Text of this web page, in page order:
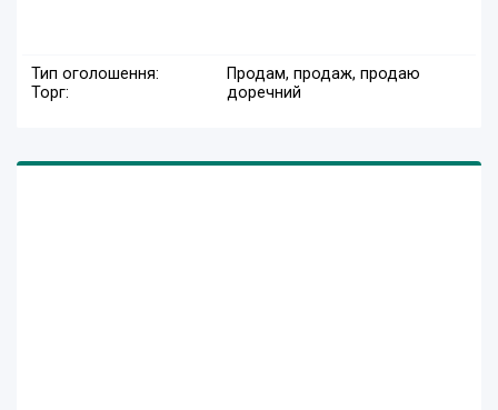
Тип оголошення:
Продам, продаж, продаю
Торг:
доречний